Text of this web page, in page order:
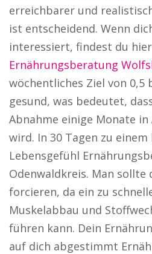
erreichbarer und
ist entscheidend. Wenn
interessiert, findest du
Ernährungsberatung
wöchentliches Ziel von 0,5
gesund, was bedeutet,
Abnahme einige Monate
wird. In 30 Tagen zu einem
Lebensgefühl
Odenwaldkreis. Man sollte
forcieren, da ein zu
Muskelabbau und
führen kann. Dein
auf dich abgestimmt